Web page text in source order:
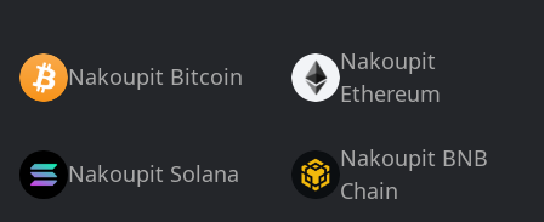
Nakoupit Bitcoin
Nakoupit
Ethereum
Nakoupit Solana
Nakoupit BNB
Chain